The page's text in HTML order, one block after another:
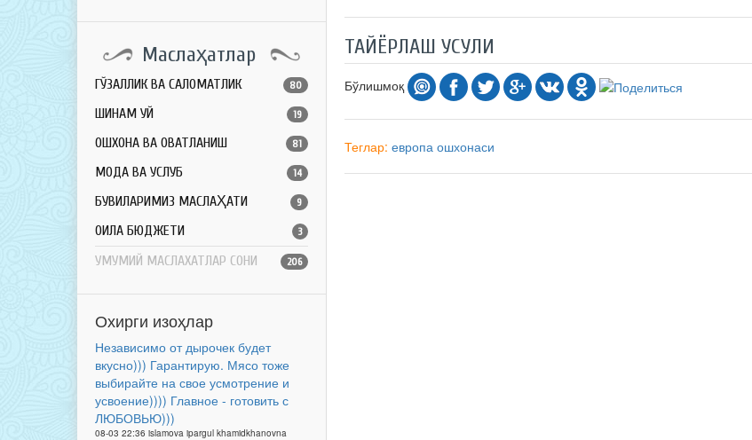
Маслаҳатлар
ГЎЗАЛЛИК ВА САЛОМАТЛИК 80
ШИНАМ УЙ 19
ОШХОНА ВА ОВҚАТЛАНИШ 81
МОДА ВА УСЛУБ 14
БУВИЛАРИМИЗ МАСЛАҲАТИ 9
ОИЛА БЮДЖЕТИ 3
УМУМИЙ МАСЛАХАТЛАР СОНИ 206
Охирги изоҳлар
Независимо от дырочек будет
вкусно))) Гарантирую. Мясо тоже
выбирайте на свое усмотрение и
усвоение)))) Главное - готовить с
ЛЮБОВЬЮ)))
08-03 22:36 islamova ipargul khamidkhanovna
ТАЙЁРЛАШ УСУЛИ
Бўлишмоқ
Теглар: европа ошхонаси